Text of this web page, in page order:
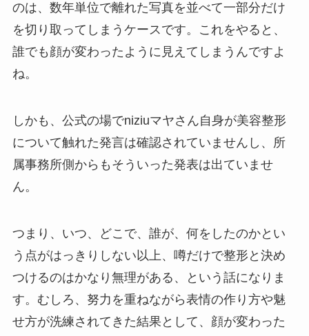
のは、数年単位で離れた写真を並べて一部分だけ
を切り取ってしまうケースです。これをやると、
誰でも顔が変わったように見えてしまうんですよ
ね。
しかも、公式の場でniziuマヤさん自身が美容整形
について触れた発言は確認されていませんし、所
属事務所側からもそういった発表は出ていませ
ん。
つまり、いつ、どこで、誰が、何をしたのかとい
う点がはっきりしない以上、噂だけで整形と決め
つけるのはかなり無理がある、という話になりま
す。むしろ、努力を重ねながら表情の作り方や魅
せ方が洗練されてきた結果として、顔が変わった